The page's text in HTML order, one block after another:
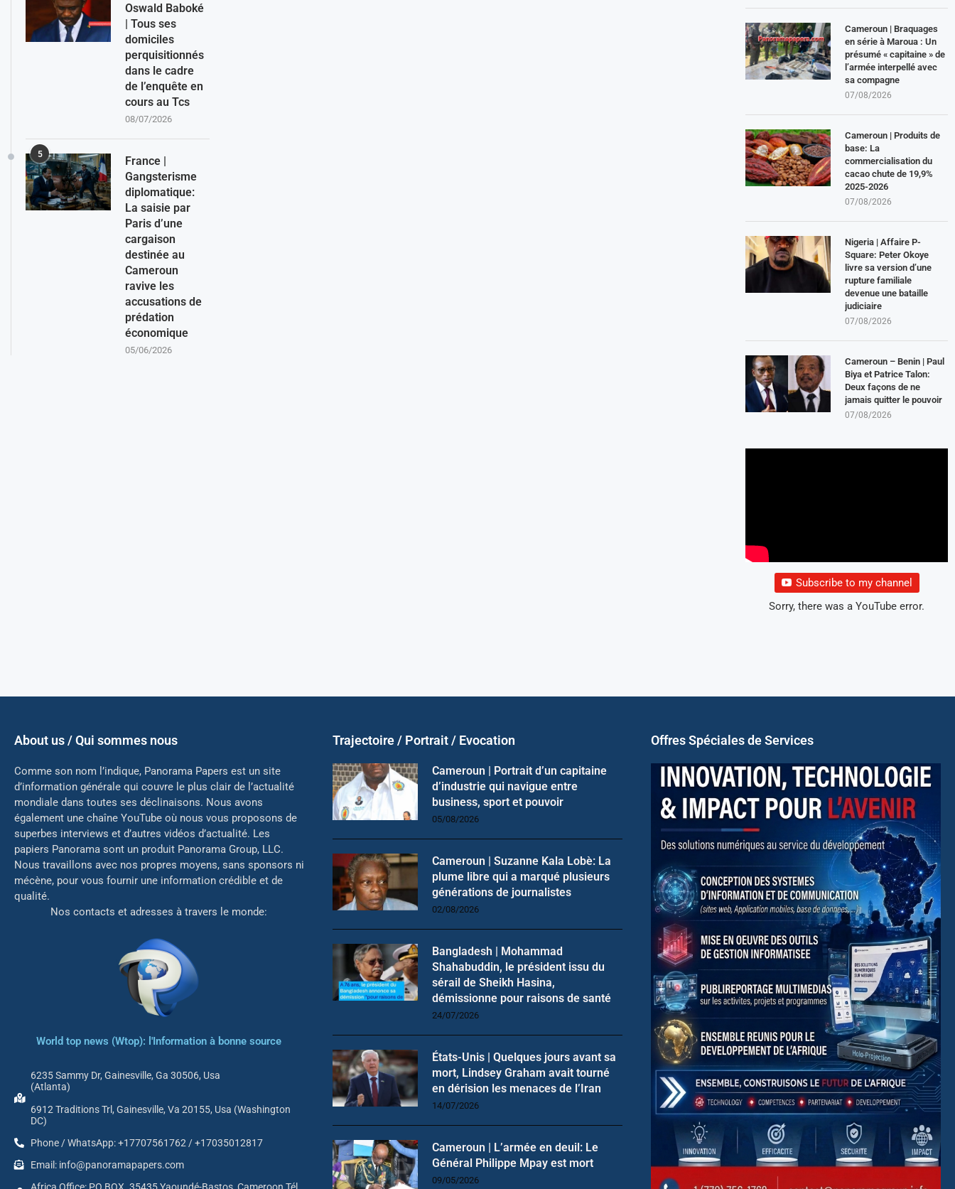
Cameroun | Braquages
en série à Maroua : Un
présumé « capitaine » de
l’armée interpellé avec
sa compagne
07/08/2026
Cameroun | Produits de
base: La
commercialisation du
cacao chute de 19,9%
2025-2026
07/08/2026
Nigeria | Affaire P-
Square: Peter Okoye
livre sa version d’une
rupture familiale
devenue une bataille
judiciaire
07/08/2026
Cameroun – Benin | Paul
Biya et Patrice Talon:
Deux façons de ne
jamais quitter le pouvoir
07/08/2026
Subscribe to my channel
Sorry, there was a YouTube error.
Oswald Baboké
| Tous ses
domiciles
perquisitionnés
dans le cadre
de l’enquête en
cours au Tcs
08/07/2026
5
France |
Gangsterisme
diplomatique:
La saisie par
Paris d’une
cargaison
destinée au
Cameroun
ravive les
accusations de
prédation
économique
05/06/2026
About us / Qui sommes nous
Comme son nom l’indique, Panorama Papers est un site
d’information générale qui couvre le plus clair de l’actualité
mondiale dans toutes ses déclinaisons. Nous avons
également une chaîne YouTube où nous vous proposons de
superbes interviews et d’autres vidéos d’actualité. Les
papiers Panorama sont un produit Panorama Group, LLC.
Nous travaillons avec nos propres moyens, sans sponsors ni
mécène, pour vous fournir une information crédible et de
qualité.
Nos contacts et adresses à travers le monde:
World top news (Wtop): l'Information à bonne source
6235 Sammy Dr, Gainesville, Ga 30506, Usa
(Atlanta)
6912 Traditions Trl, Gainesville, Va 20155, Usa (Washington
DC)
Phone / WhatsApp: +17707561762 / +17035012817
Email: info@panoramapapers.com
Trajectoire / Portrait / Evocation
Cameroun | Portrait d’un capitaine
d’industrie qui navigue entre
business, sport et pouvoir
05/08/2026
Cameroun | Suzanne Kala Lobè: La
plume libre qui a marqué plusieurs
générations de journalistes
02/08/2026
Bangladesh | Mohammad
Shahabuddin, le président issu du
sérail de Sheikh Hasina,
démissionne pour raisons de santé
24/07/2026
États-Unis | Quelques jours avant sa
mort, Lindsey Graham avait tourné
en dérision les menaces de l’Iran
14/07/2026
Cameroun | L’armée en deuil: Le
Général Philippe Mpay est mort
09/05/2026
Offres Spéciales de Services